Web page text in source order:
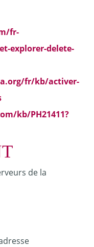
fr-
explorer-delete-
fr/kb/activer-
kb/PH21411?
de la